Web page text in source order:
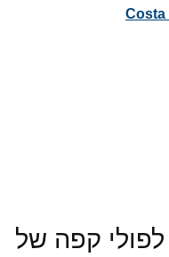
לפולי קפה של